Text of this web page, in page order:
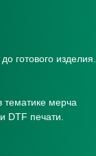
готового
тематике мерча
DTF печати.